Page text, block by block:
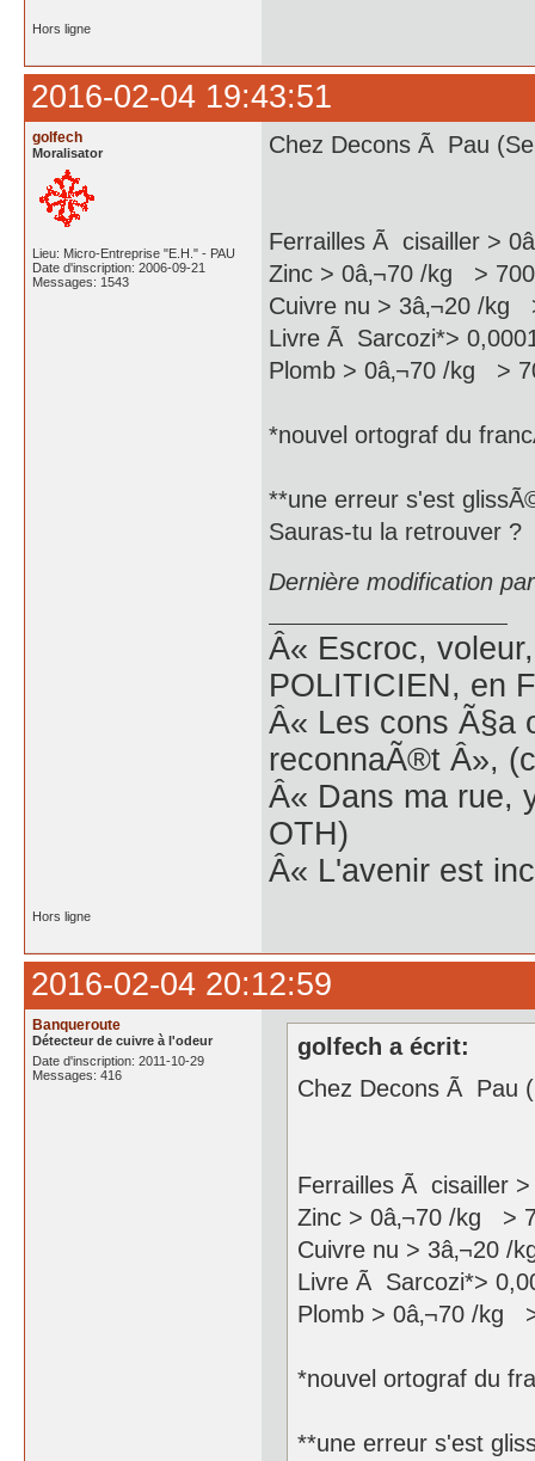
Hors ligne
2016-02-04 19:43:51
golfech
Moralisator
Lieu: Micro-Entreprise "E.H." - PAU
Date d'inscription: 2006-09-21
Messages: 1543
Chez Decons Ã Pau
Ferrailles Ã cisailler >
Zinc > 0â‚¬70 /kg >
Cuivre nu > 3â‚¬20 /kg
Livre Ã Sarcozi*>
Plomb > 0â‚¬70 /kg >
*nouvel ortograf du
**une erreur s'est
Sauras-tu la retrouver ?
Dernière modification
Â« Escroc,
POLITICIEN, en
Â« Les cons Ã§a
reconnaÃ®t Â»,
Â« Dans ma rue,
OTH)
Â« L'avenir est
Hors ligne
2016-02-04 20:12:59
Banqueroute
Détecteur de cuivre à l'odeur
Date d'inscription: 2011-10-29
Messages: 416
golfech a écrit:
Chez Decons Ã Pau
Ferrailles Ã cisailler
Zinc > 0â‚¬70 /kg >
Cuivre nu > 3â‚¬20 /
Livre Ã Sarcozi*>
Plomb > 0â‚¬70 /kg
*nouvel ortograf du
**une erreur s'est